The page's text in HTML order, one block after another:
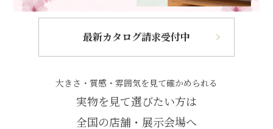
最新カタログ請求受付中
大きさ・質感・雰囲気を見て確かめられる
実物を見て選びたい方は
全国の店舗・展示会場へ